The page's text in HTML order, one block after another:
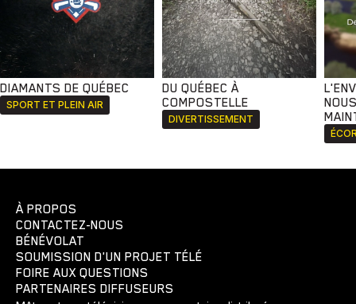
DIAMANTS DE QUÉBEC
SPORT ET PLEIN AIR
DU QUÉBEC À
COMPOSTELLE
DIVERTISSEMENT
À PROPOS
CONTACTEZ-NOUS
BÉNÉVOLAT
SOUMISSION D'UN PROJET TÉLÉ
FOIRE AUX QUESTIONS
PARTENAIRES DIFFUSEURS